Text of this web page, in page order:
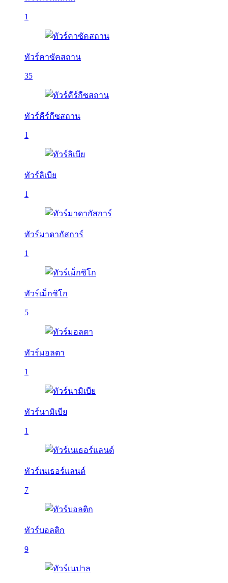
1
ทัวร์คาซัคสถาน
35
ทัวร์คีร์กีซสถาน
1
ทัวร์ลิเบีย
1
ทัวร์มาดากัสการ์
1
ทัวร์เม็กซิโก
5
ทัวร์มอลตา
1
ทัวร์นามิเบีย
1
ทัวร์เนเธอร์แลนด์
7
ทัวร์บอลติก
9